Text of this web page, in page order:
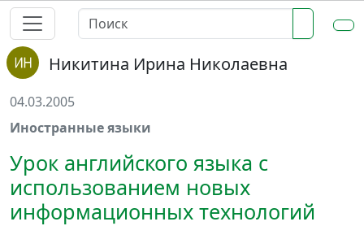
Никитина Ирина Николаевна
04.03.2005
Иностранные языки
Урок английского языка с
использованием новых
информационных технологий